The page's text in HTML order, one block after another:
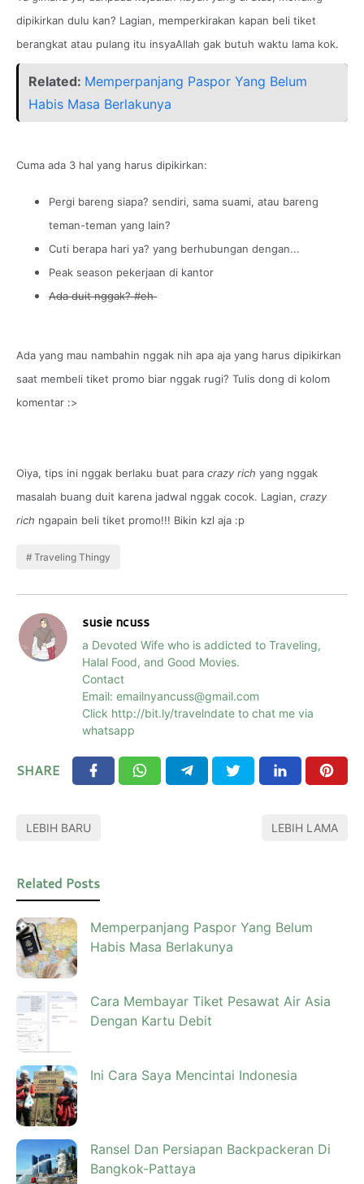
dipikirkan dulu kan? Lagian, memperkirakan kapan beli tiket
berangkat atau pulang itu insyaAllah gak butuh waktu lama kok.
Related: Memperpanjang Paspor Yang Belum
Habis Masa Berlakunya
Cuma ada 3 hal yang harus dipikirkan:
Pergi bareng siapa? sendiri, sama suami, atau bareng
teman-teman yang lain?
Cuti berapa hari ya? yang berhubungan dengan...
Peak season pekerjaan di kantor
Ada duit nggak? #eh
Ada yang mau nambahin nggak nih apa aja yang harus dipikirkan
saat membeli tiket promo biar nggak rugi? Tulis dong di kolom
komentar :>
Oiya, tips ini nggak berlaku buat para crazy rich yang nggak
masalah buang duit karena jadwal nggak cocok. Lagian, crazy
rich ngapain beli tiket promo!!! Bikin kzl aja :p
Traveling Thingy
susie ncuss
a Devoted Wife who is addicted to Traveling,
Halal Food, and Good Movies.
Contact
Email: emailnyancuss@gmail.com
Click http://bit.ly/travelndate to chat me via
whatsapp
SHARE
LEBIH BARU LEBIH LAMA
Related Posts
Memperpanjang Paspor Yang Belum
Habis Masa Berlakunya
Cara Membayar Tiket Pesawat Air Asia
Dengan Kartu Debit
Ini Cara Saya Mencintai Indonesia
Ransel Dan Persiapan Backpackeran Di
Bangkok-Pattaya